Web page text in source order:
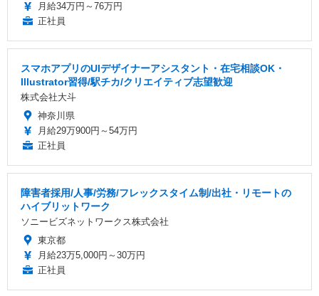
月給34万円～76万円
正社員
スマホアプリのUIデザイナーアシスタント・在宅相談OK・
Illustrator習得/駅チカ/クリエイティブ志望歓迎
株式会社大斗
神奈川県
月給29万900円～54万円
正社員
障害者採用/人事/労務/フレックスタイム制/出社・リモートの
ハイブリットワーク
ソニービズネットワークス株式会社
東京都
月給23万5,000円～30万円
正社員